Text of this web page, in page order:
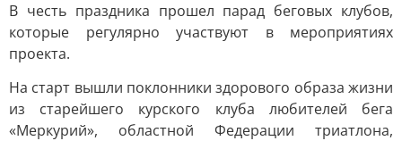
В честь праздника прошел парад беговых клубов,
которые регулярно участвуют в мероприятиях
проекта.
На старт вышли поклонники здорового образа жизни
из старейшего курского клуба любителей бега
«Меркурий», областной Федерации триатлона,